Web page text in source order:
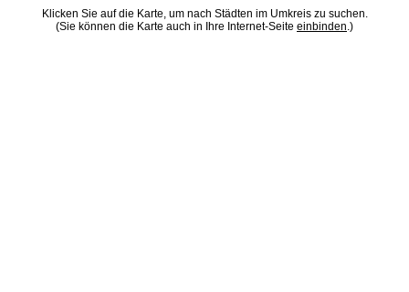
Klicken Sie auf die Karte, um nach Städten im Umkreis zu suchen.
(Sie können die Karte auch in Ihre Internet-Seite einbinden.)